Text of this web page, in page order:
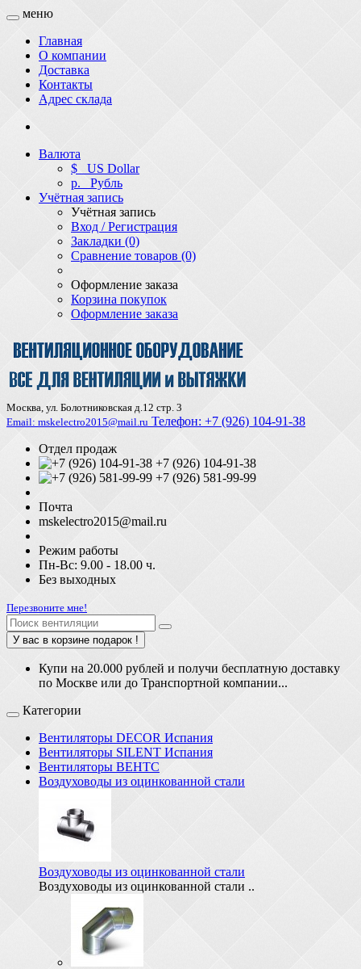
меню
Главная
О компании
Доставка
Контакты
Адрес склада
Валюта
$ US Dollar
р. Рубль
Учётная запись
Учётная запись
Вход / Регистрация
Закладки (0)
Сравнение товаров (0)
Оформление заказа
Корзина покупок
Оформление заказа
Москва, ул. Болотниковская д.12 стр. 3
Email: mskelectro2015@mail.ru Телефон: +7 (926) 104-91-З8
Отдел продаж
+7 (926) 104-91-38
+7 (926) 581-99-99
Почта
mskelectro2015@mail.ru
Режим работы
Пн-Вс: 9.00 - 18.00 ч.
Без выходных
Перезвоните мне!
У вас в корзине подарок !
Купи на 20.000 рублей и получи бесплатную доставку
по Москве или до Транспортной компании...
Категории
Вентиляторы DECOR Испания
Вентиляторы SILENT Испания
Вентиляторы ВЕНТС
Воздуховоды из оцинкованной стали
Воздуховоды из оцинкованной стали
Воздуховоды из оцинкованной стали ..